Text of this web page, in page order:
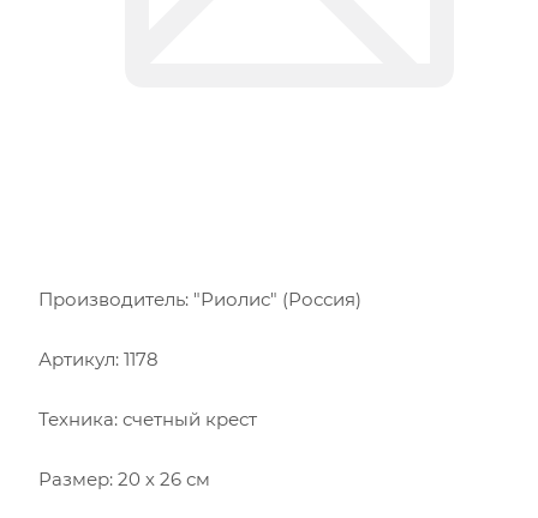
Производитель: "Риолис" (Россия)
Артикул: 1178
Техника: счетный крест
Размер: 20 х 26 см